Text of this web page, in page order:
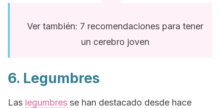
Ver también: 7 recomendaciones para tener
un cerebro joven
6. Legumbres
Las legumbres se han destacado desde hace